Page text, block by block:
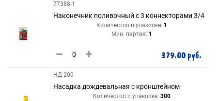
77388-1
Наконечник поливочный с 3 коннекторами 3/4
Количество в упаковке: 1
Мин. партия: 1
379.00 руб.
НД-200
Насадка дождевальная с кронштейном
Количество в упаковке: 300